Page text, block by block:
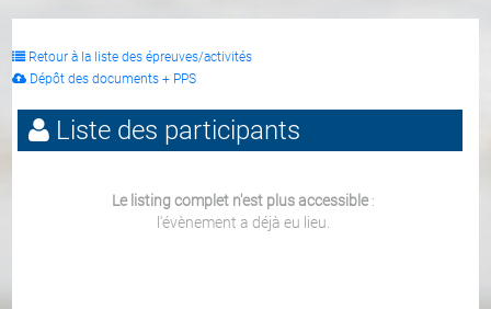
Retour à la liste des épreuves/activités
Dépôt des documents + PPS
Liste des participants
Le listing complet n'est plus accessible:
l'évènement a déjà eu lieu.